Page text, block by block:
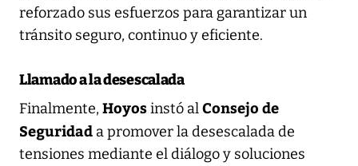
reforzado sus esfuerzos para garantizar un
tránsito seguro, continuo y eficiente.
Llamado a la desescalada
Finalmente, Hoyosinstó alConsejo de
Seguridad a promover la desescalada de
tensiones mediante el diálogo y soluciones